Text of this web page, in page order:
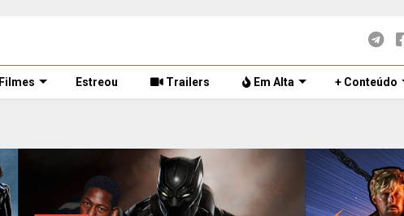
Filmes Estreou Trailers Em Alta + Conteúdo